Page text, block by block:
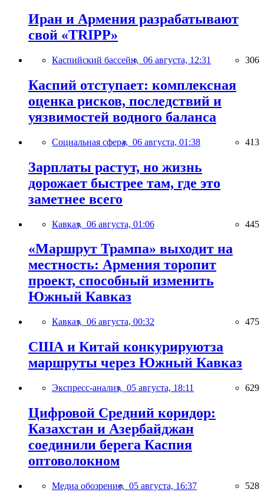
Иран и Армения разрабатывают
свой «TRIPP»
Каспийский бассейн, 06 августа, 12:31 306
Каспий отступает: комплексная
оценка рисков, последствий и
уязвимостей водного баланса
Социальная сфера, 06 августа, 01:38 413
Зарплаты растут, но жизнь
дорожает быстрее там, где это
заметнее всего
Кавказ, 06 августа, 01:06 445
«Маршрут Трампа» выходит на
местность: Армения торопит
проект, способный изменить
Южный Кавказ
Кавказ, 06 августа, 00:32 475
США и Китай конкурируютза
маршруты через Южный Кавказ
Экспресс-анализ, 05 августа, 18:11 629
Цифровой Средний коридор:
Казахстан и Азербайджан
соединили берега Каспия
оптоволокном
Медиа обозрение, 05 августа, 16:37 528